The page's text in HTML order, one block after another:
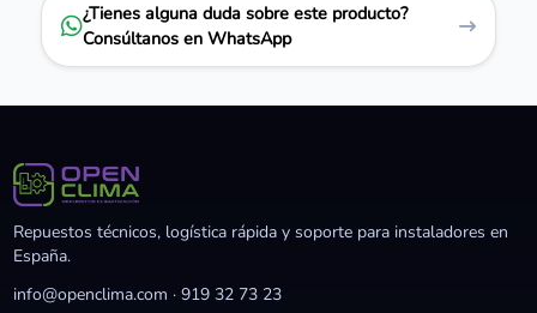
¿Tienes alguna duda sobre este producto?
Consúltanos en WhatsApp
Repuestos técnicos, logística rápida y soporte para instaladores en
España.
info@openclima.com ·919 32 73 23